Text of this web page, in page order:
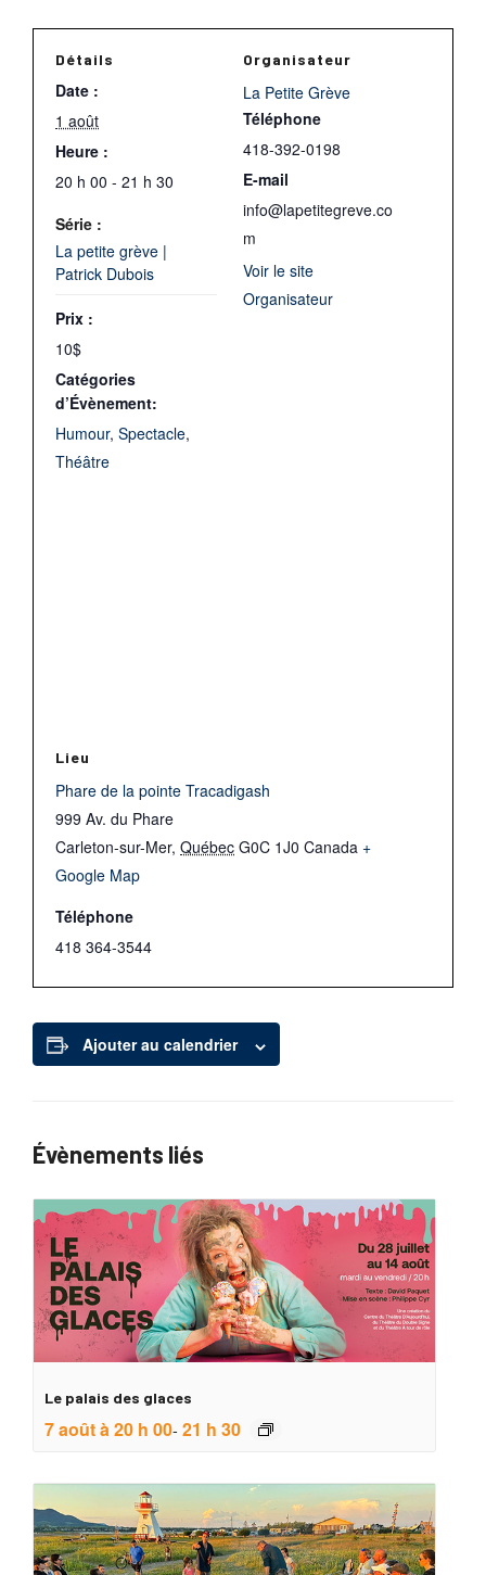
Détails
Date :
1 août
Heure :
20 h 00 - 21 h 30
Série :
La petite grève |
Patrick Dubois
Prix :
10$
Catégories
d’Évènement:
Humour, Spectacle,
Théâtre
Organisateur
La Petite Grève
Téléphone
418-392-0198
E-mail
info@lapetitegreve.co
m
Voir le site
Organisateur
Lieu
Phare de la pointe Tracadigash
999 Av. du Phare
Carleton-sur-Mer, Québec G0C 1J0 Canada +
Google Map
Téléphone
418 364-3544
Ajouter au calendrier
Évènements liés
Le palais des glaces
7 août à 20 h 00- 21 h 30